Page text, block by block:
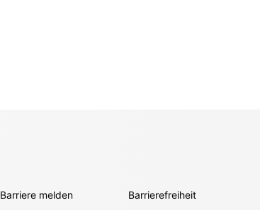
Barriere melden Barrierefreiheit